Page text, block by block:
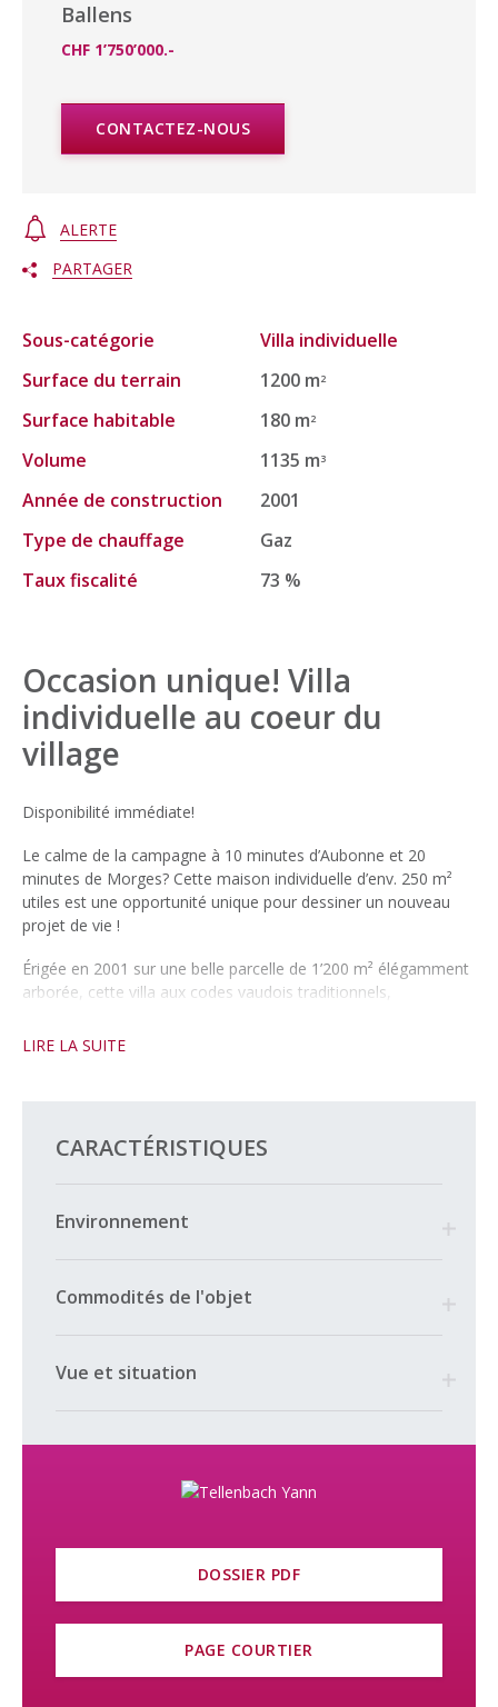
Ballens
CHF 1’750’000.-
CONTACTEZ-NOUS
ALERTE
PARTAGER
Sous-catégorie
Villa individuelle
Surface du terrain
1200 m2
Surface habitable 180 m2
Volume 1135 m3
Année de construction
2001
Type de chauffage
Gaz
Taux fiscalité
73 %
Occasion unique! Villa
individuelle au coeur du
village
Disponibilité immédiate!
Le calme de la campagne à 10 minutes d’Aubonne et 20
minutes de Morges? Cette maison individuelle d’env. 250 m²
utiles est une opportunité unique pour dessiner un nouveau
projet de vie !
Érigée en 2001 sur une belle parcelle de 1’200 m² élégamment
arborée, cette villa aux codes vaudois traditionnels,
Remarquablement bien entretenue, l’ensemble de la propriété
offrant la possibilité, soit d’y implanter une activité
Répartie sur deux niveaux, la partie habitable d’env. 180 m² est
accessible de plain-pied. L’espace jour du rez-de-chaussée
regroupe de multiples espaces de vie permettant d’alterner
convivialité et privacité. Avec ses trois chambres à coucher et
ses salles d’eau, l’espace nuit du premier étage offre à chacun
disponibles dont un grand local bénéficiant de lumière
les regards seront imperceptiblement attirés par le Mont
Tendre, plus haut sommet de la chaîne du Jura.
Vous l’aurez compris, dans un environnement règlementaire de
plus en plus contraignant, la villa individuelle devient un bien
LIRE LA SUITE
CARACTÉRISTIQUES
Environnement
Commodités de l'objet
Vue et situation
DOSSIER PDF
PAGE COURTIER